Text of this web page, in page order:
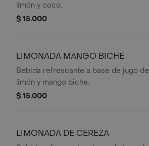
limón y coco.
$ 15.000
LIMONADA MANGO BICHE
Bebida refrescante a base de jugo de
limón y mango biche.
$ 15.000
LIMONADA DE CEREZA